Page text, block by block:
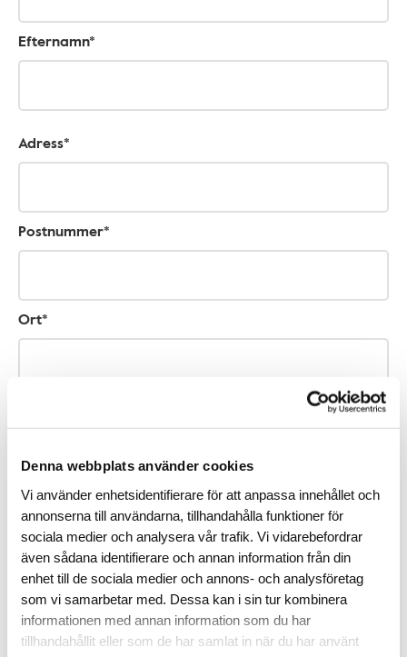
Denna webbplats använder cookies
Vi använder enhetsidentifierare för att anpassa innehållet och
annonserna till användarna, tillhandahålla funktioner för
sociala medier och analysera vår trafik. Vi vidarebefordrar
även sådana identifierare och annan information från din
enhet till de sociala medier och annons- och analysföretag
som vi samarbetar med. Dessa kan i sin tur kombinera
informationen med annan information som du har
tillhandahållit eller som de har samlat in när du har använt
Efternamn*
Adress*
Postnummer*
Ort*
E-post*
Vi kan komma att höra av oss till dig via sms med information om hur du
kan stödja forskningen. Vill du veta mer om hur vi behandlar dina
personuppgifter? Läs mer i vår
dataskyddspolicy